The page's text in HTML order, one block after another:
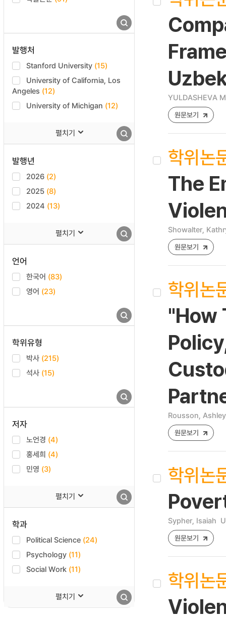
발행처
Stanford University (15)
University of California, Los
Angeles (12)
University of Michigan (12)
펼치기
발행년
2026 (2)
2025 (8)
2024 (13)
펼치기
언어
한국어 (83)
영어 (23)
학위유형
박사 (215)
석사 (15)
저자
노언경 (4)
홍세희 (4)
민영 (3)
펼치기
학과
Political Science (24)
Psychology (11)
Social Work (11)
펼치기
YULDASHEVA
원문보기
학위논
The
Showalter,
원문보기
학위논
"How
Rousson, Ashley
원문보기
학위논
Sypher, Isaiah
원문보기
학위논